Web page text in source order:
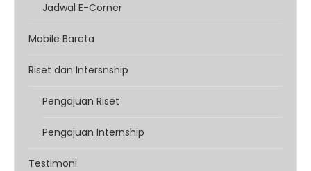
Jadwal E-Corner
Mobile Bareta
Riset dan Intersnship
Pengajuan Riset
Pengajuan Internship
Testimoni